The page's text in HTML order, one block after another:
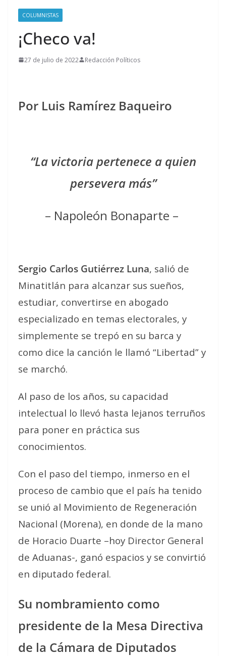
COLUMNISTAS
¡Checo va!
27 de julio de 2022 Redacción Políticos
Por Luis Ramírez Baqueiro
“La victoria pertenece a quien
persevera más”
– Napoleón Bonaparte –
Sergio Carlos Gutiérrez Luna, salió de
Minatitlán para alcanzar sus sueños,
estudiar, convertirse en abogado
especializado en temas electorales, y
simplemente se trepó en su barca y
como dice la canción le llamó “Libertad” y
se marchó.
Al paso de los años, su capacidad
intelectual lo llevó hasta lejanos terruños
para poner en práctica sus
conocimientos.
Con el paso del tiempo, inmerso en el
proceso de cambio que el país ha tenido
se unió al Movimiento de Regeneración
Nacional (Morena), en donde de la mano
de Horacio Duarte –hoy Director General
de Aduanas-, ganó espacios y se convirtió
en diputado federal.
Su nombramiento como
presidente de la Mesa Directiva
de la Cámara de Diputados